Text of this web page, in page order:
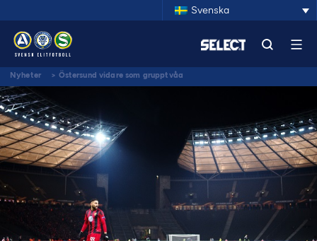
Svenska
Nyheter > Östersund vidare som grupptvåa